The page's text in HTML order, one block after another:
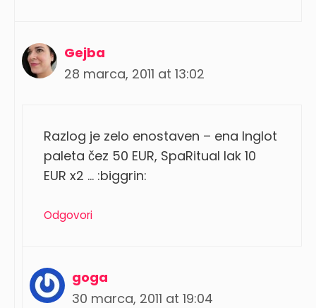
Gejba
28 marca, 2011 at 13:02
Razlog je zelo enostaven – ena Inglot
paleta čez 50 EUR, SpaRitual lak 10
EUR x2 … :biggrin:
Odgovori
goga
30 marca, 2011 at 19:04